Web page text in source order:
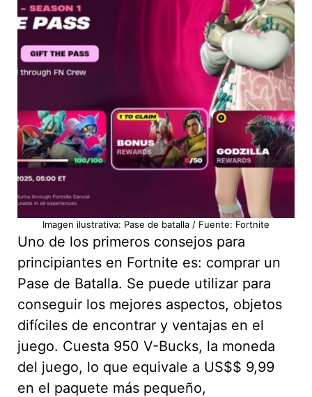
Imagen ilustrativa: Pase de batalla / Fuente: Fortnite
Uno de los primeros consejos para
principiantes en Fortnite es: comprar un
Pase de Batalla. Se puede utilizar para
conseguir los mejores aspectos, objetos
difíciles de encontrar y ventajas en el
juego. Cuesta 950 V-Bucks, la moneda
del juego, lo que equivale a US$$ 9,99
en el paquete más pequeño,